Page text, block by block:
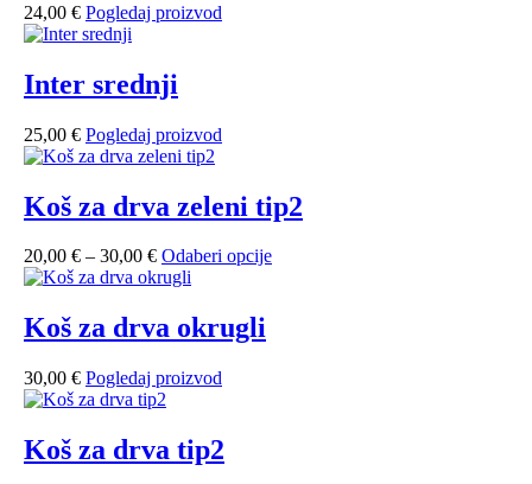
24,00 € Pogledaj proizvod
Inter srednji
25,00 € Pogledaj proizvod
Koš za drva zeleni tip2
20,00 € – 30,00 € Odaberi opcije
Koš za drva okrugli
30,00 € Pogledaj proizvod
Koš za drva tip2